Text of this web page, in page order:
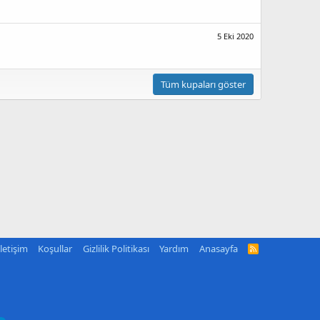
5 Eki 2020
Tüm kupaları göster
Koşullar Gizlilik Politikası Yardım Anasayfa
R